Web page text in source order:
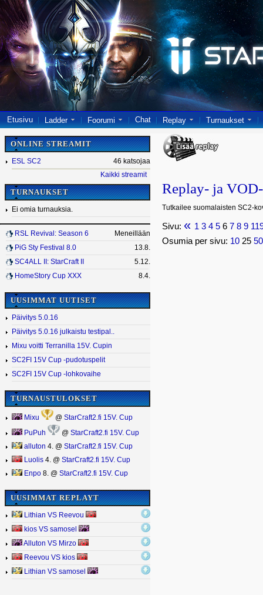
Etusivu Ladder Foorumi Chat Replay Turnaukset
ONLINE STREAMIT
ESL SC2
46 katsojaa
Kaikki streamit
TURNAUKSET
Ei omia turnauksia.
RSL Revival: Season 6
Meneillään
PiG Sty Festival 8.0
13.8.
SC4ALL II: StarCraft II
5.12.
HomeStory Cup XXX
8.4.
UUSIMMAT UUTISET
Päivitys 5.0.16
Päivitys 5.0.16 julkaistu testipal..
Mixu voitti Terranilla 15V. Cupin
SC2FI 15V Cup -pudotuspelit
SC2FI 15V Cup -lohkovaihe
TURNAUSTULOKSET
Mixu @ StarCraft2.fi 15V. Cup
PuPuh @ StarCraft2.fi 15V. Cup
alluton 4. @ StarCraft2.fi 15V. Cup
Luolis 4. @ StarCraft2.fi 15V. Cup
Enpo 8. @ StarCraft2.fi 15V. Cup
UUSIMMAT REPLAYT
Lithian VS Reevou
kios VS samosel
Alluton VS Mirzo
Reevou VS kios
Lithian VS samosel
Replay- ja
Tutkailee suomalaisten SC2-
Sivu: « 1 3 4 5 6 7 8 9
Osumia per sivu: 10 25